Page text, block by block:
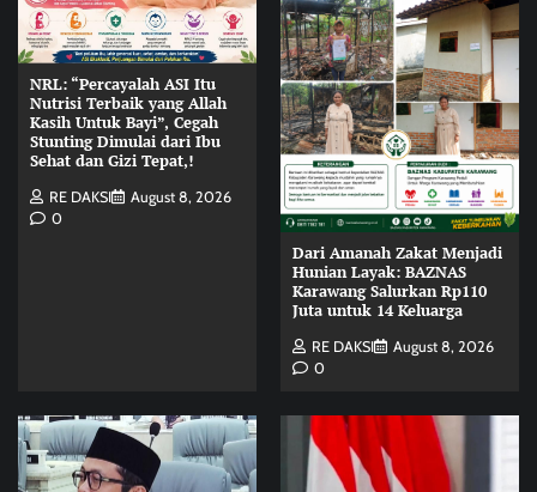
NRL: “Percayalah ASI Itu
Nutrisi Terbaik yang Allah
Kasih Untuk Bayi”, Cegah
Stunting Dimulai dari Ibu
Sehat dan Gizi Tepat,!
RE DAKSI
August 8, 2026
0
Dari Amanah Zakat Menjadi
Hunian Layak: BAZNAS
Karawang Salurkan Rp110
Juta untuk 14 Keluarga
RE DAKSI
August 8, 2026
0